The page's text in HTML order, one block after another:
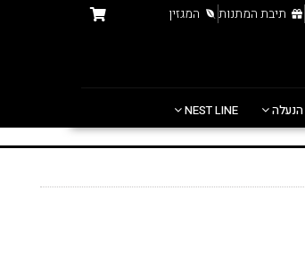
תיבת המתנות המגזין
הנעלה NEST LINE